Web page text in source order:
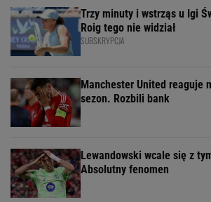
Trzy minuty i wstrząs u Igi
Roig tego nie widział
SUBSKRYPCJA
Manchester United reaguje
sezon. Rozbili bank
Lewandowski wcale się z
Absolutny fenomen